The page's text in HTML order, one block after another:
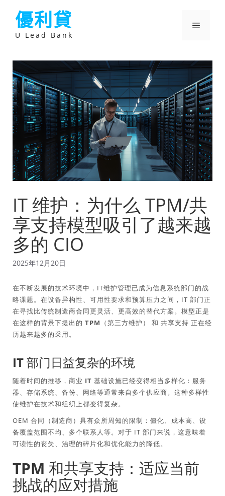
優利貸
U Lead Bank
選
IT 维护：为什么 TPM/共
享支持模型吸引了越来越
多的 CIO
2025年12月20日
在不断发展的技术环境中，IT维护管理已成为信息系统部门的战
略课题。在设备异构性、可用性要求和预算压力之间，IT 部门正
在寻找比传统制造商合同更灵活、更高效的替代方案。模型正是
在这样的背景下提出的 TPM（第三方维护） 和 共享支持 正在经
历越来越多的采用。
IT 部门日益复杂的环境
随着时间的推移，商业 IT 基础设施已经变得相当多样化：服务
器、存储系统、备份、网络等通常来自多个供应商。这种多样性
使维护在技术和组织上都变得复杂。
OEM 合同（制造商）具有众所周知的限制：僵化、成本高、设
备覆盖范围不均、多个联系人等。对于 IT 部门来说，这意味着
可读性的丧失、治理的碎片化和优化能力的降低。
TPM 和共享支持：适应当前
挑战的应对措施